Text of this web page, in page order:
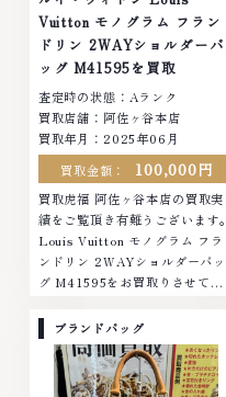
りを実現しており、他店ではお値
段の付かなかったお品物でも、一
点一点丁寧に無料で査定します。
お気軽にご連絡ください。TEL:
0120-959-764営業時間: 10:00
～19:00定休日: 年中無休
Vuitton モノグラム フラン
ドリン 2WAYショルダーバ
ッグ M41595を買取
査定時の状態：Aランク
買取店舗：阿佐ヶ谷本店
買取年月：2025年06月
買取金額：
100,000円
買取虎福 阿佐ヶ谷本店の買取実
績をご覧頂き有難うございます。
Louis Vuitton モノグラム フラ
ンドリン 2WAYショルダーバッ
グ M41595をお買取りさせて頂
いました。■地域買取No.1へ挑
戦金 プラチナ ダイヤモンド ブラ
ンド品 ブランド衣類 お酒買取り
のことなら、お任せください。な
ブランドバッグ